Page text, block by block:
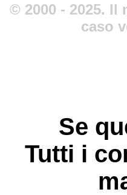
© 2000 - 2025.
caso
Se
Tutti i